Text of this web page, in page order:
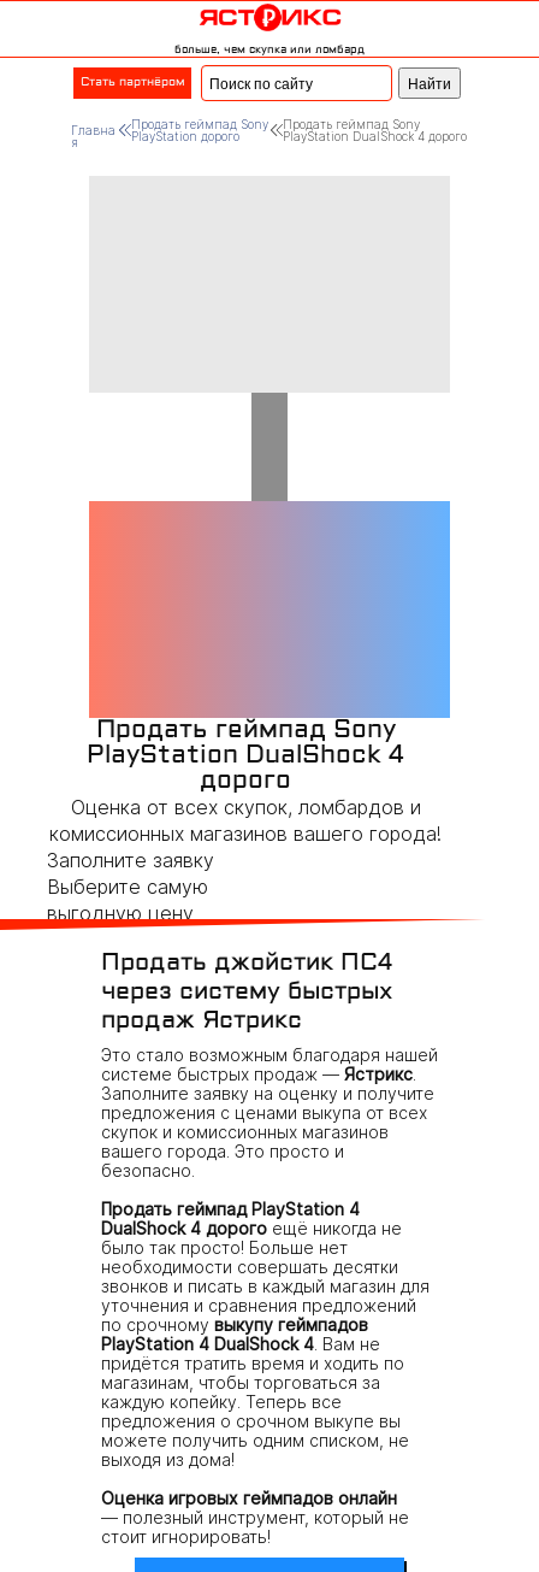
больше, чем скупка или ломбард
Стать партнёром
Главна
я
Продать геймпад Sony
PlayStation дорого
Продать геймпад Sony
PlayStation DualShock 4 дорого
Продать геймпад Sony
PlayStation DualShock 4
дорого
Оценка от всех скупок, ломбардов и
комиссионных магазинов вашего города!
​Заполните заявку
Выберите самую
выгодную цену
предложения
Узнать цену сейчас
Продать джойстик ПС4
через систему быстрых
продаж Ястрикс
Это стало возможным благодаря нашей
системе быстрых продаж — Ястрикс
Заполните заявку на оценку и получите
предложения с ценами выкупа от всех
скупок и комиссионных магазинов
вашего города. Это просто и
безопасно.
Продать геймпад PlayStation 4
DualShock 4 дорого ещё никогда не
было так просто! Больше нет
необходимости совершать десятки
звонков и писать в каждый магазин для
уточнения и сравнения предложений
по срочному выкупу геймпадов
PlayStation 4 DualShock 4 . Вам не
придётся тратить время и ходить по
магазинам, чтобы торговаться за
каждую копейку. Теперь все
предложения о срочном выкупе вы
можете получить одним списком, не
выходя из дома!
Оценка игровых геймпадов онлайн
— полезный инструмент, который не
стоит игнорировать!